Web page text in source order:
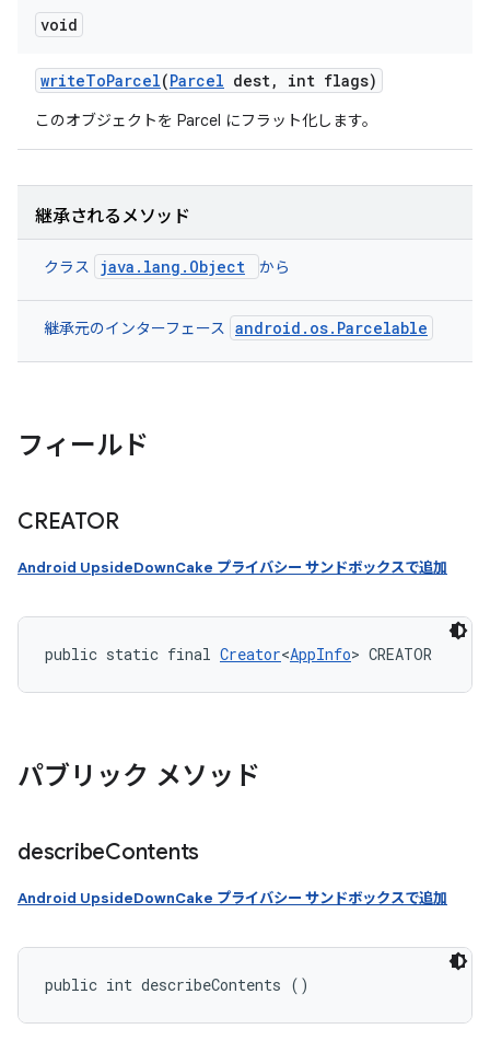
void
writeToParcel(Parcel dest, int flags)
このオブジェクトを Parcel にフラット化します。
継承されるメソッド
クラス java.lang.Object から
継承元のインターフェース android.os.Parcelable
フィールド
CREATOR
Android UpsideDownCake プライバシー サンドボックスで追加
public static final Creator<AppInfo> CREATOR
パブリック メソッド
describeContents
Android UpsideDownCake プライバシー サンドボックスで追加
public int describeContents ()